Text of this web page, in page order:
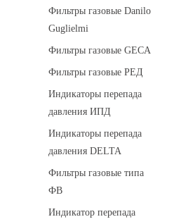
Фильтры газовые Danilo
Guglielmi
Фильтры газовые GECA
Фильтры газовые РЕД
Индикаторы перепада
давления ИПД
Индикаторы перепада
давления DELTA
Фильтры газовые типа
ФВ
Индикатор перепада